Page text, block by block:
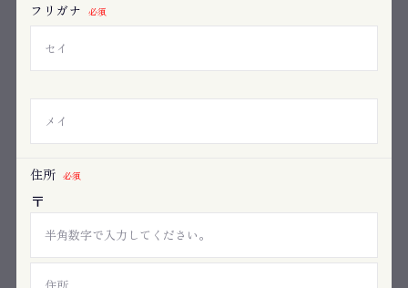
フリガナ 必須
住所 必須
〒